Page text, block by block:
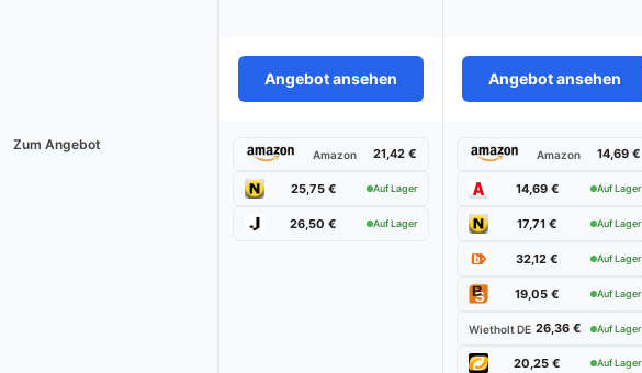
Angebot ansehen Angebot ansehen
Zum Angebot
Amazon 21,42 €
25,75 € Auf Lager
26,50 € Auf Lager
Amazon 14,69 €
14,69 € Auf Lager
17,71 € Auf Lager
32,12 € Auf Lager
19,05 € Auf Lager
Wietholt DE 26,36 € Auf Lager
20,25 € Auf Lager